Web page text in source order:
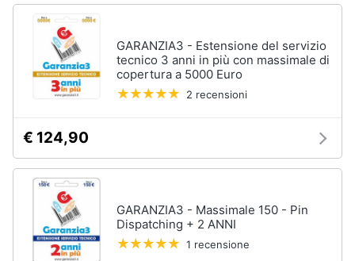
GARANZIA3 - Estensione del servizio
tecnico 3 anni in più con massimale di
copertura a 5000 Euro
2 recensioni
€ 124,90
GARANZIA3 - Massimale 150 - Pin
Dispatching + 2 ANNI
1 recensione